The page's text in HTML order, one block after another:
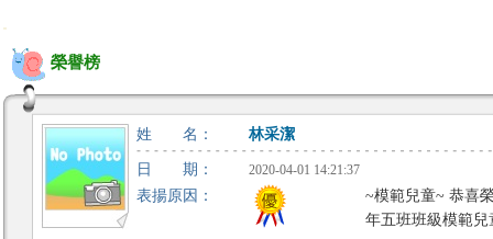
:::
榮譽榜
姓 名： 林采潔
日 期： 2020-04-01 14:21:37
表揚原因：
~模範兒童~ 恭喜
年五班班級模範兒